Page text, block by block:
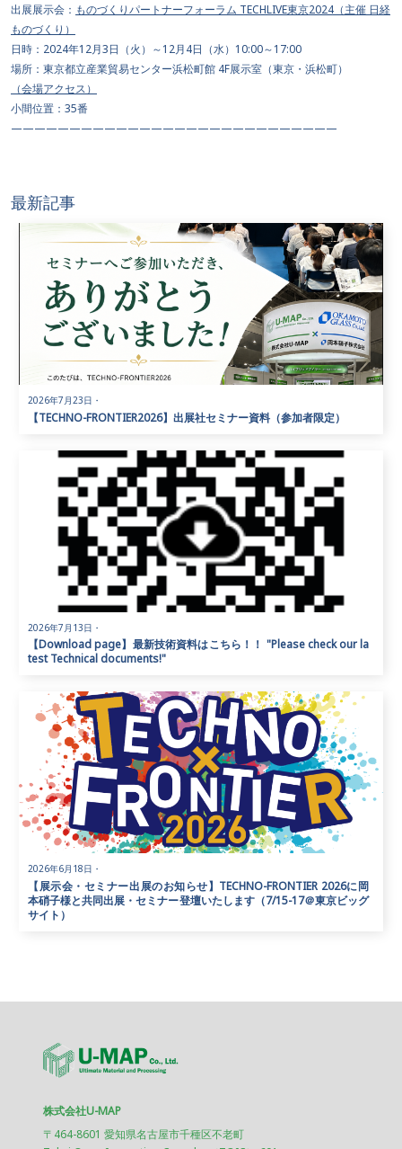
出展展示会： ものづくりパートナーフォーラム TECHLIVE東京2024（主催 日経
ものづくり）
日時：2024年12月3日（火）～12月4日（水）10:00～17:00
場所：東京都立産業貿易センター浜松町館 4F展示室（東京・浜松町）
（会場アクセス）
小間位置：35番
————————————————————————————
最新記事
2026年7月23日 ・
【TECHNO-FRONTIER2026】出展社セミナー資料（参加者限定）
2026年7月13日 ・
【Download page】最新技術資料はこちら！！ "Please check our la
test Technical documents!"
2026年6月18日 ・
【展示会・セミナー出展のお知らせ】TECHNO-FRONTIER 2026に岡
本硝子様と共同出展・セミナー登壇いたします（7/15-17＠東京ビッグ
サイト）
株式会社U-MAP
〒464-8601 愛知県名古屋市千種区不老町